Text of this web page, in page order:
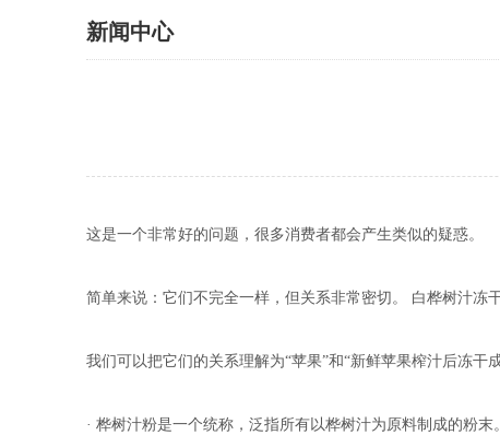
新闻中心
这是一个非常好的问题，很多消费者都会产生类似的疑惑。
简单来说：它们不完全一样，但关系非常密切。 白桦树汁冻
我们可以把它们的关系理解为“苹果”和“新鲜苹果榨汁后冻干
· 桦树汁粉是一个统称，泛指所有以桦树汁为原料制成的粉末